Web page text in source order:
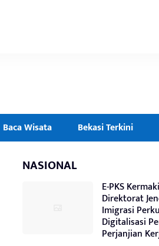
Baca Wisata Bekasi Terkini
NASIONAL
E-PKS
Direktorat
Imigrasi
Digitalisasi
Perjanjian